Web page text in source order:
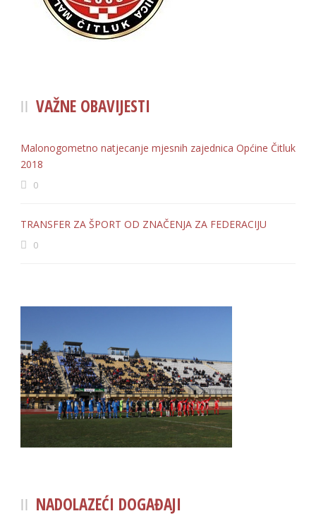
VAŽNE OBAVIJESTI
Malonogometno natjecanje mjesnih zajednica Općine Čitluk
2018
0
TRANSFER ZA ŠPORT OD ZNAČENJA ZA FEDERACIJU
0
NADOLAZEĆI DOGAĐAJI